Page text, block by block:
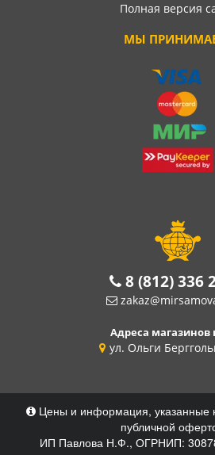
Полная версия
МЫ
8 (812) 336
Адреса магазинов
ул. Ольги
Цены и информация, указанные
публичной
ИП Павлова Н.Ф., ОГРНИП: